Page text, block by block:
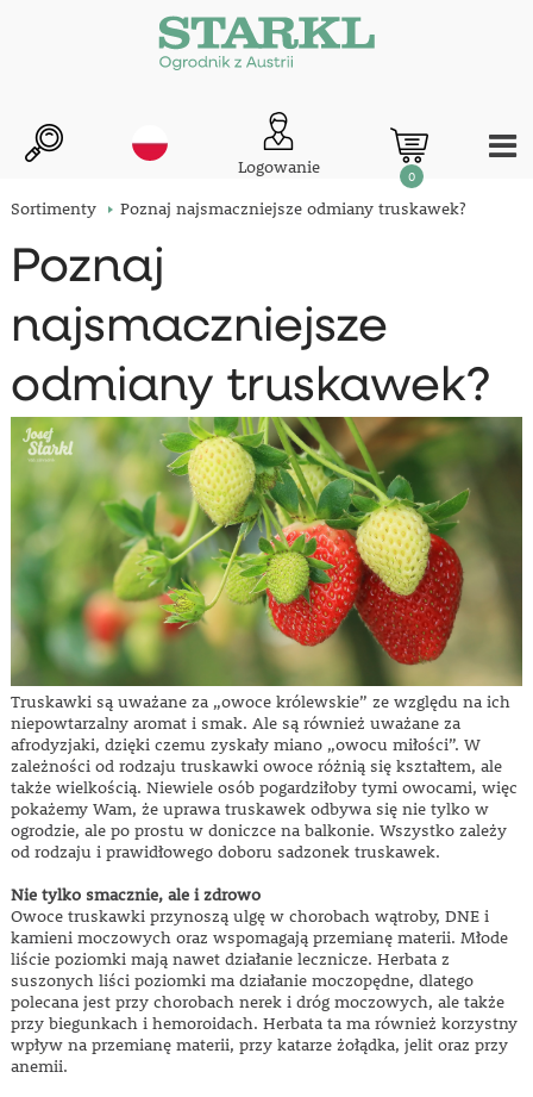
Logowanie 0
Sortimenty Poznaj najsmaczniejsze odmiany truskawek?
Poznaj
najsmaczniejsze
odmiany truskawek?
Truskawki są uważane za „owoce królewskie” ze względu na ich
niepowtarzalny aromat i smak. Ale są również uważane za
afrodyzjaki, dzięki czemu zyskały miano „owocu miłości”. W
zależności od rodzaju truskawki owoce różnią się kształtem, ale
także wielkością. Niewiele osób pogardziłoby tymi owocami, więc
pokażemy Wam, że uprawa truskawek odbywa się nie tylko w
ogrodzie, ale po prostu w doniczce na balkonie. Wszystko zależy
od rodzaju i prawidłowego doboru sadzonek truskawek.
Nie tylko smacznie, ale i zdrowo
Owoce truskawki przynoszą ulgę w chorobach wątroby, DNE i
kamieni moczowych oraz wspomagają przemianę materii. Młode
liście poziomki mają nawet działanie lecznicze. Herbata z
suszonych liści poziomki ma działanie moczopędne, dlatego
polecana jest przy chorobach nerek i dróg moczowych, ale także
przy biegunkach i hemoroidach. Herbata ta ma również korzystny
wpływ na przemianę materii, przy katarze żołądka, jelit oraz przy
anemii.